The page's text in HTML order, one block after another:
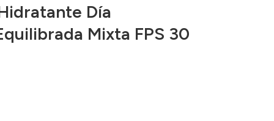
Día
Mixta FPS 30